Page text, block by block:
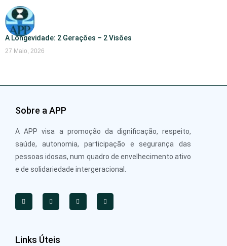
A Longevidade: 2 Gerações – 2 Visões
27 Maio, 2026
Sobre a APP
A APP visa a promoção da dignificação, respeito,
saúde, autonomia, participação e segurança das
pessoas idosas, num quadro de envelhecimento ativo
e de solidariedade intergeracional.
Links Úteis